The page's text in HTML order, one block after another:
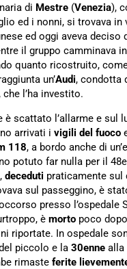
di Mestre (Venezia),
ed i nonni, si trovava in
ed oggi aveva deciso
il gruppo camminava
quanto ricostruito,
un’Audi, condotta
che l’ha investito.
è scattato l’allarme e sul
arrivati i vigili del fuoco
118, a bordo anche di
potuto far nulla per il
deceduti praticamente sul
sul passeggino, è
presso l’ospedale
è morto poco
riportate. In ospedale
piccolo e la 30enne alla
rimaste ferite